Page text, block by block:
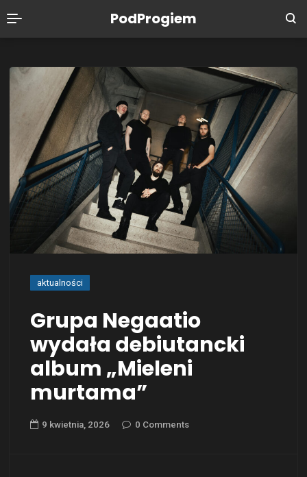
PodProgiem
aktualności
Grupa Negaatio
wydała debiutancki
album „Mieleni
murtama”
9 kwietnia, 2026 0 Comments